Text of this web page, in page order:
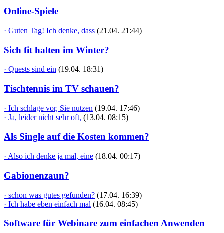
Online-Spiele
· Guten Tag! Ich denke, dass (21.04. 21:44)
Sich fit halten im Winter?
· Quests sind ein (19.04. 18:31)
Tischtennis im TV schauen?
· Ich schlage vor, Sie nutzen (19.04. 17:46)
· Ja, leider nicht sehr oft, (13.04. 08:15)
Als Single auf die Kosten kommen?
· Also ich denke ja mal, eine (18.04. 00:17)
Gabionenzaun?
· schon was gutes gefunden? (17.04. 16:39)
· Ich habe eben einfach mal (16.04. 08:45)
Software für Webinare zum einfachen Anwenden